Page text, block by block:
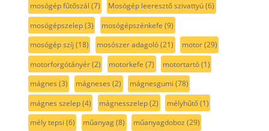
mosógép fűtőszál (7) Mosógép leeresztő szivattyú(6)
mosógépszelep(3) mosógépszénkefe (9)
mosógép szíj (18) mosószer adagoló(21) motor(29)
motorforgótányér(2) motorkefe (7) motortartó(1)
mágnes (3) mágneses (2) mágnesgumi (78)
mágnes szelep(4) mágnesszelep(2) mélyhűtő(1)
mély tepsi (6) műanyag(8) műanyagdoboz (29)